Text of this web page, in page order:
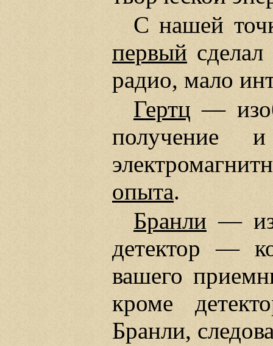
С нашей
первый
радио, мало
Гертц —
получение
опыта.
Бранли —
детектор —
вашего
кроме
Бранли,